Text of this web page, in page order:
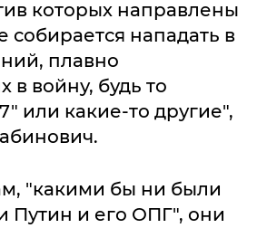
которых направлены
собирается нападать в
плавно
в войну, будь то
или какие-то другие",
"какими бы ни были
Путин и его ОПГ", они